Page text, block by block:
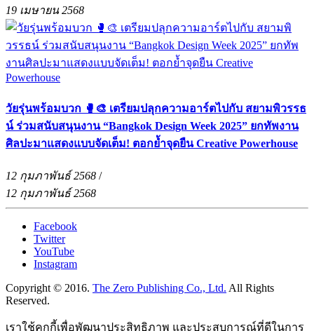
19 เมษายน 2568
วัยรุ่นพร้อมบวก 🥊🎨 เตรียมปลุกความอาร์ตไปกับ สยามพิวรรธ
น์ ร่วมสนับสนุนงาน “Bangkok Design Week 2025” ยกทัพงาน
ศิลปะมาแสดงแบบจัดเต็ม! ตอกย้ำจุดยืน Creative Powerhouse
12 กุมภาพันธ์ 2568 /
12 กุมภาพันธ์ 2568
Facebook
Twitter
YouTube
Instagram
Copyright © 2016. The Zero Publishing Co., Ltd. All Rights
Reserved.
เราใช้คุกกี้เพื่อพัฒนาประสิทธิภาพ และประสบการณ์ที่ดีในการ